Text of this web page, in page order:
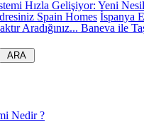
İspanya
Nedir ?